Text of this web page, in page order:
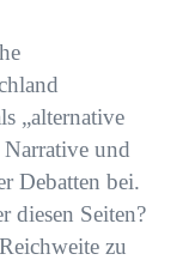
„alternative
und
Debatten bei.
diesen Seiten?
zu